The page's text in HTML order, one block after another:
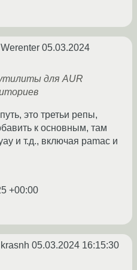
05.03.2024
для AUR
это третьи репы,
к основным, там
и т.д., включая pamac и
+00:00
05.03.2024 16:15:30